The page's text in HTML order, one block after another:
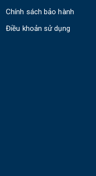
Chính sách bảo hành
Điều khoản sử dụng